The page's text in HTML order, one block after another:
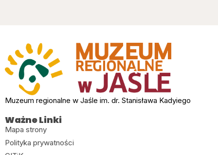
Muzeum regionalne w Jaśle im. dr. Stanisława Kadyiego
Ważne Linki
Mapa strony
Polityka prywatności